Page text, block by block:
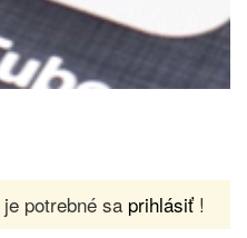
je potrebné sa prihlásiť!